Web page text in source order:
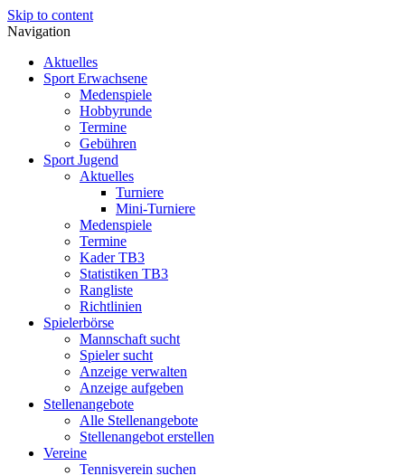
Skip to content
Navigation
Aktuelles
Sport Erwachsene
Medenspiele
Hobbyrunde
Termine
Gebühren
Sport Jugend
Aktuelles
Turniere
Mini-Turniere
Medenspiele
Termine
Kader TB3
Statistiken TB3
Rangliste
Richtlinien
Spielerbörse
Mannschaft sucht
Spieler sucht
Anzeige verwalten
Anzeige aufgeben
Stellenangebote
Alle Stellenangebote
Stellenangebot erstellen
Vereine
Tennisverein suchen